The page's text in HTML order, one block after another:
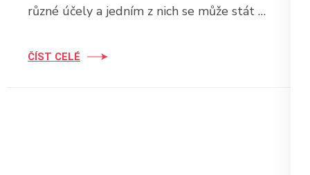
různé účely a jedním z nich se může stát …
ČÍST CELÉ